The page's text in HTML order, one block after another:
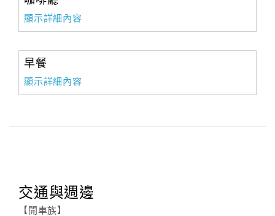
顯示詳細內容
早餐
顯示詳細內容
交通與週邊
【開車族】